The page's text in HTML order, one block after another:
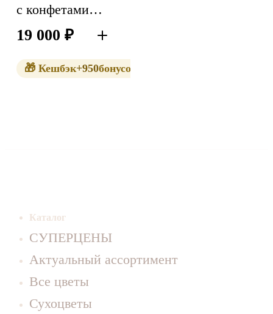
с конфетами
Раффаэлло
(2100гр)
19 000₽ В корзину
🎁 Кешбэк+950бонусов
Каталог
СУПЕРЦЕНЫ
Актуальный ассортимент
Все цветы
Сухоцветы